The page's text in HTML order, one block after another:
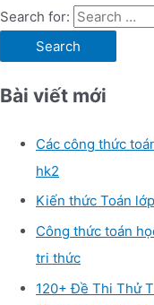
Search for:
Bài viết mới
Các công thức
hk2
Kiến thức Toán
Công thức toán
tri thức
120+ Đề Thi Thử